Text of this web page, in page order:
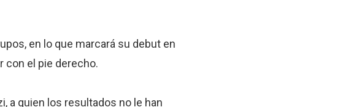
en lo que marcará su debut en
con el pie derecho.
a quien los resultados no le han